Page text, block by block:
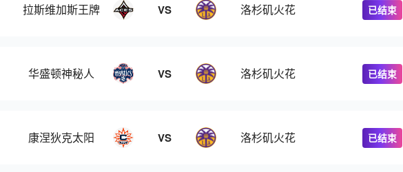
拉斯维加斯王牌 VS 洛杉矶火花 已结束
华盛顿神秘人 VS 洛杉矶火花 已结束
康涅狄克太阳 VS 洛杉矶火花 已结束